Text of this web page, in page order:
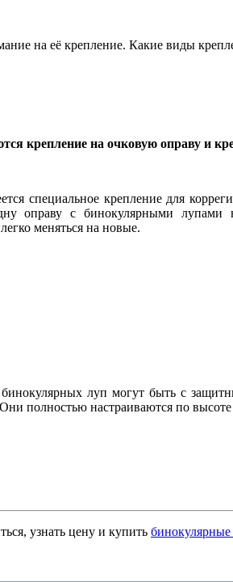
на её крепление. Какие виды
крепление на очковую оправу и
специальное крепление для
оправу с бинокулярными
меняться на новые.
луп могут быть с
полностью настраиваются по
узнать цену и купить